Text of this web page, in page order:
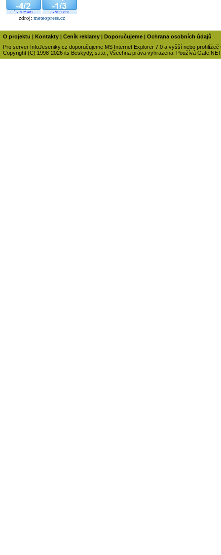
zdroj: meteopress.cz
O projektu Kontakty Ceník reklamy Doporučujeme
Ochrana osobních údajů
Pro server InfoJeseniky.cz doporučujeme MS Internet Explorer 7.0 a vyšší nebo prohlížeč
Copyright (C) 1998-2026 its Beskydy, s.r.o., Všechna práva vyhrazena. Používá